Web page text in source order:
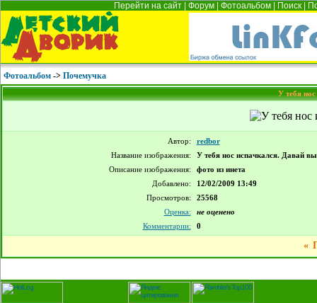
Перейти на сайт Форум Фотоальбом Поиск
Фотоальбом -> Почемучка
У тебя
Автор:
redbor
Название изображения:
У тебя нос испачкался. Давай
Описание изображения:
фото из инета
Добавлено:
12/02/2009 13:49
Просмотров:
25568
Оценка:
не оценено
Комментарии:
0
«